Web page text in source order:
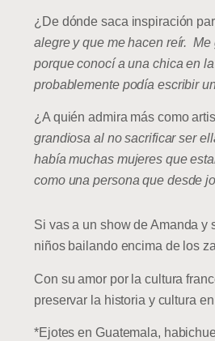
¿De dónde saca inspiración
alegre y que me hacen reír.
porque conocí a una chica en
probablemente podía escribir
¿A quién admira más como
grandiosa al no sacrificar ser
había muchas mujeres que
como una persona que desde
Si vas a un show de Amanda y
niños bailando encima de los
Con su amor por la cultura
preservar la historia y cultura
*Ejotes en Guatemala,